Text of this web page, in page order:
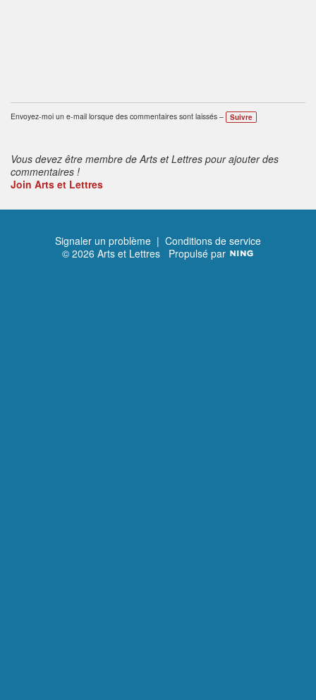
Envoyez-moi un e-mail lorsque des commentaires sont laissés – Suivre
Vous devez être membre de Arts et Lettres pour ajouter des
commentaires !
Join Arts et Lettres
Signaler un problème | Conditions de service
© 2026 Arts et Lettres Propulsé par